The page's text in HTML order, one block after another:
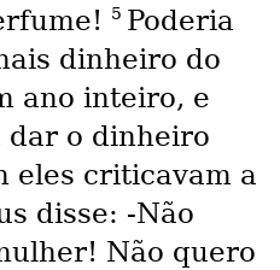
5 Poderia
dinheiro do
ano inteiro, e
dar o dinheiro
eles criticavam a
disse: -Não
Não quero